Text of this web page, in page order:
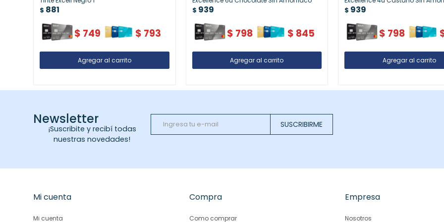
$ 881
$ 749 $ 793
$ 939
$ 798 $ 845
$ 939
$ 798
Newsletter
¡Suscribite y recibí todas
nuestras novedades!
SUSCRIBIRME
Mi cuenta
Mi cuenta
Compra
Como comprar
Empresa
Nosotros